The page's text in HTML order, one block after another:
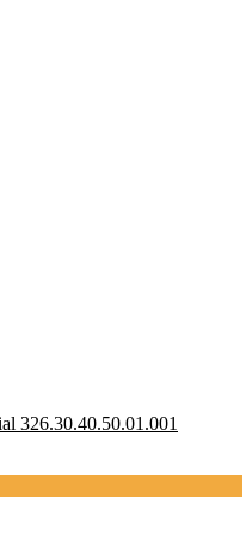
326.30.40.50.01.001